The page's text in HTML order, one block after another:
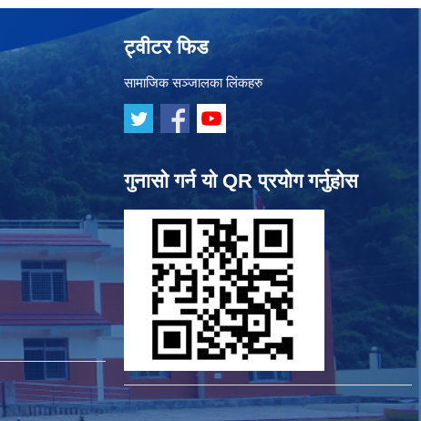
ट्वीटर फिड
सामाजिक सञ्जालका लिंकहरु
गुनासो गर्न यो QR प्रयोग गर्नुहोस